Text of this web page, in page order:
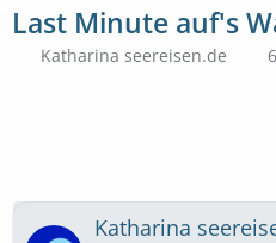
Last Minute auf's
Katharina seereisen.de
Katharina